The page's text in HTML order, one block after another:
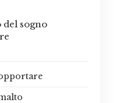
del sogno